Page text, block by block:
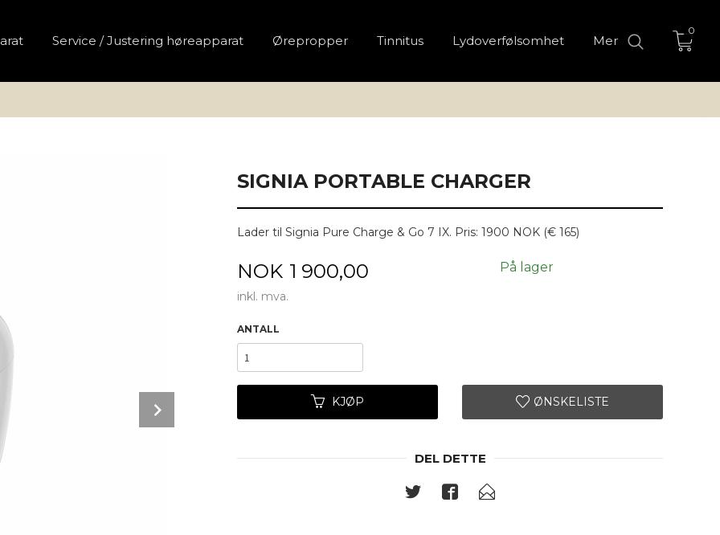
Service / Justering høreapparat Ørepropper Tinnitus Lydoverfølsomhet Mer
0
SIGNIA PORTABLE CHARGER
Lader til Signia Pure Charge & Go 7 IX. Pris: 1900 NOK (€ 165)
Pris
NOK 1 900,00
inkl. mva.
På lager
ANTALL
KJØP ØNSKELISTE
DEL DETTE